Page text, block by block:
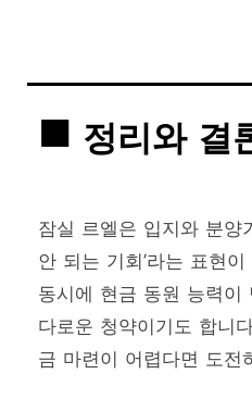
정리와 결
잠실 르엘은 입지와 분양
안 되는 기회’라는 표현
동시에 현금 동원 능력이
다로운 청약이기도 합니
금 마련이 어렵다면 도전